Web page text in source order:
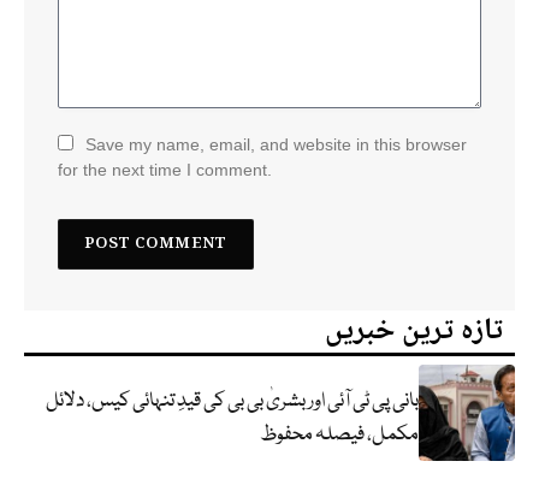
Save my name, email, and website in this browser
for the next time I comment.
تازہ ترین خبریں
بانی پی ٹی آئی اور بشریٰ بی بی کی قیدِ تنہائی کیس، دلائل
مکمل، فیصلہ محفوظ